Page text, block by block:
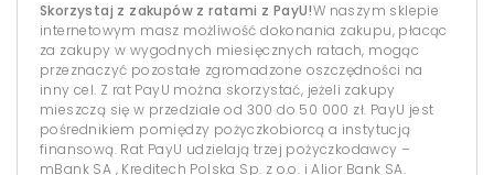
Skorzystaj z zakupów z ratami z PayU!W naszym sklepie
internetowym masz możliwość dokonania zakupu, płacąc
za zakupy w wygodnych miesięcznych ratach, mogąc
przeznaczyć pozostałe zgromadzone oszczędności na
inny cel. Z rat PayU można skorzystać, jeżeli zakupy
mieszczą się w przedziale od 300 do 50 000 zł. PayU jest
pośrednikiem pomiędzy pożyczkobiorcą a instytucją
finansową. Rat PayU udzielają trzej pożyczkodawcy –
mBank SA , Kreditech Polska Sp. z o.o. i Alior Bank SA.